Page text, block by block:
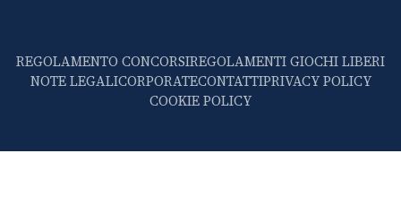
REGOLAMENTO CONCORSIREGOLAMENTI GIOCHI LIBERI
NOTE LEGALICORPORATECONTATTIPRIVACY POLICY
COOKIE POLICY